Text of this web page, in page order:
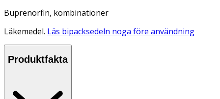
Buprenorfin, kombinationer
Läkemedel. Läs bipacksedeln noga före användning
Produktfakta